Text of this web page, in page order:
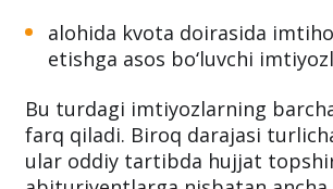
alohida kvota doirasida
etishga asos bo‘luvchi
Bu turdagi imtiyozlarning
farq qiladi. Biroq darajasi
ular oddiy tartibda hujjat